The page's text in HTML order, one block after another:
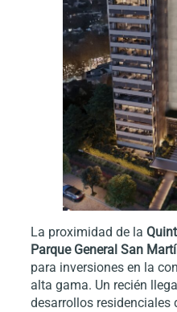
La proximidad de la
Parque General San
para inversiones en la
alta gama. Un recién
desarrollos residenciales